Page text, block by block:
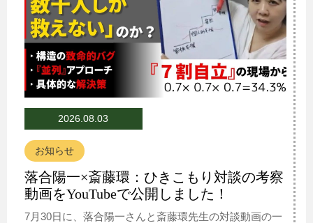
2026.08.03
お知らせ
落合陽一×斎藤環：ひきこもり対談の考察
動画をYouTubeで公開しました！
7月30日に、落合陽一さんと斎藤環先生の対談動画の一